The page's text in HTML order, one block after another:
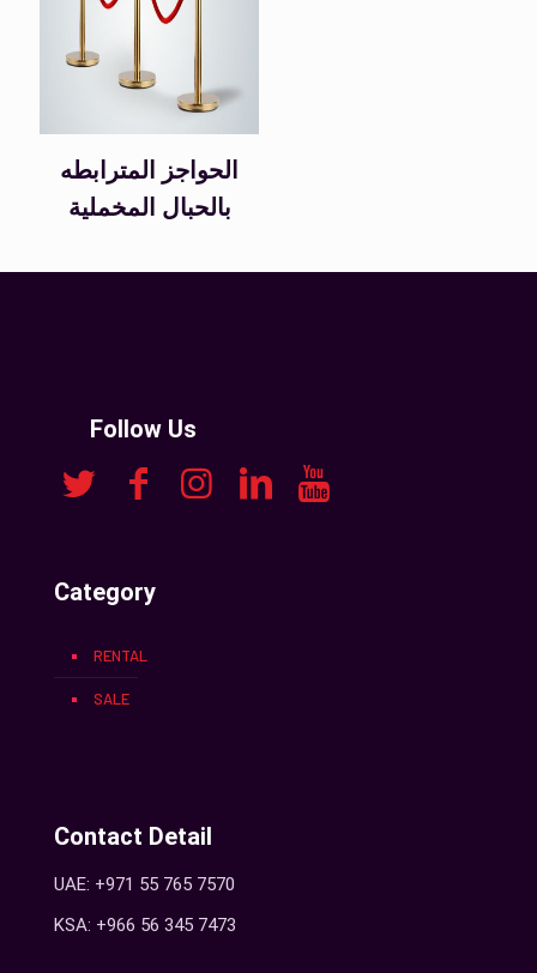
الحواجز المترابطه
بالحبال المخملية
Follow Us
Category
RENTAL
SALE
Contact Detail
UAE: +971 55 765 7570
KSA: +966 56 345 7473